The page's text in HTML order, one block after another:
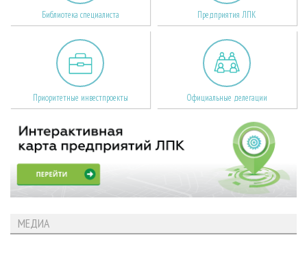
Библиотека специалиста Предприятия ЛПК
Приоритетные инвестпроекты Официальные делегации
МЕДИА